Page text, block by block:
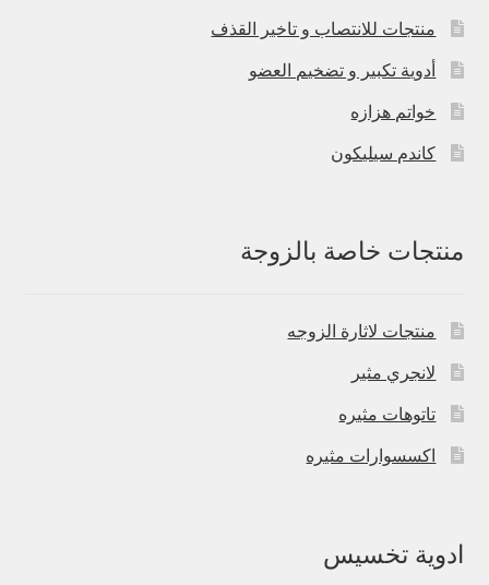
منتجات للانتصاب و تاخير القذف
أدوية تكبير و تضخيم العضو
خواتم هزازه
كاندم سيليكون
منتجات خاصة بالزوجة
منتجات لاثارة الزوجه
لانجري مثير
تاتوهات مثيره
اكسسوارات مثيره
ادوية تخسيس